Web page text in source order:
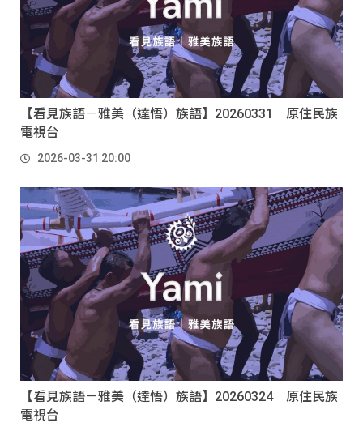
【看見族語－雅美（達悟）族語】20260331｜原住民族
電視台
2026-03-31 20:00
【看見族語－雅美（達悟）族語】20260324｜原住民族
電視台